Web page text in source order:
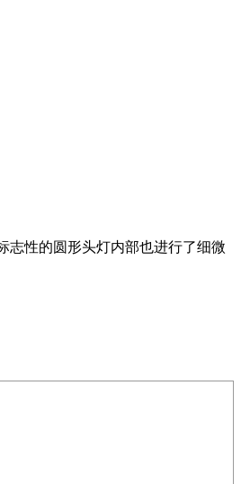
志性的圆形头灯内部也进行了细微